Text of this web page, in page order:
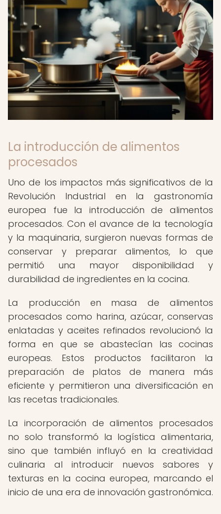
La introducción de alimentos
procesados
Uno de los impactos más significativos de la
Revolución Industrial en la gastronomía
europea fue la introducción de alimentos
procesados. Con el avance de la tecnología
y la maquinaria, surgieron nuevas formas de
conservar y preparar alimentos, lo que
permitió una mayor disponibilidad y
durabilidad de ingredientes en la cocina.
La producción en masa de alimentos
procesados como harina, azúcar, conservas
enlatadas y aceites refinados revolucionó la
forma en que se abastecían las cocinas
europeas. Estos productos facilitaron la
preparación de platos de manera más
eficiente y permitieron una diversificación en
las recetas tradicionales.
La incorporación de alimentos procesados
no solo transformó la logística alimentaria,
sino que también influyó en la creatividad
culinaria al introducir nuevos sabores y
texturas en la cocina europea, marcando el
inicio de una era de innovación gastronómica.